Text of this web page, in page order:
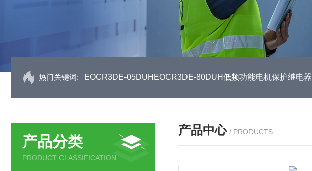
热门关键词: EOCR3DE-05DUHEOCR3DE-80DUH低频功能电机保护继电器
产品分类
PRODUCT CLASSIFICATION
产品中心 / PRODUCTS